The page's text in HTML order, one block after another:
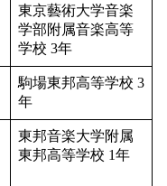
東京藝術大学音楽
学部附属音楽高等
学校 3年
駒場東邦高等学校 3
年
東邦音楽大学附属
東邦高等学校 1年